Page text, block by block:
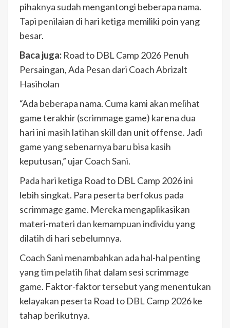
pihaknya sudah mengantongi beberapa nama.
Tapi penilaian di hari ketiga memiliki poin yang
besar.
Baca juga:Road to DBL Camp 2026 Penuh
Persaingan, Ada Pesan dari Coach Abrizalt
Hasiholan
“Ada beberapa nama. Cuma kami akan melihat
game terakhir (scrimmage game) karena dua
hari ini masih latihan skill dan unit offense. Jadi
game yang sebenarnya baru bisa kasih
keputusan,” ujar Coach Sani.
Pada hari ketiga Road to DBL Camp 2026 ini
lebih singkat. Para peserta berfokus pada
scrimmage game. Mereka mengaplikasikan
materi-materi dan kemampuan individu yang
dilatih di hari sebelumnya.
Coach Sani menambahkan ada hal-hal penting
yang tim pelatih lihat dalam sesi scrimmage
game. Faktor-faktor tersebut yang menentukan
kelayakan peserta Road to DBL Camp 2026 ke
tahap berikutnya.